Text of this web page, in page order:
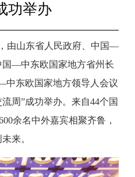
功举办
由山东省人民政府、中国—
国—中东欧国家地方省州长
中东欧国家地方领导人会议
周”成功举办。来自44个国
余名中外嘉宾相聚齐鲁，
来。